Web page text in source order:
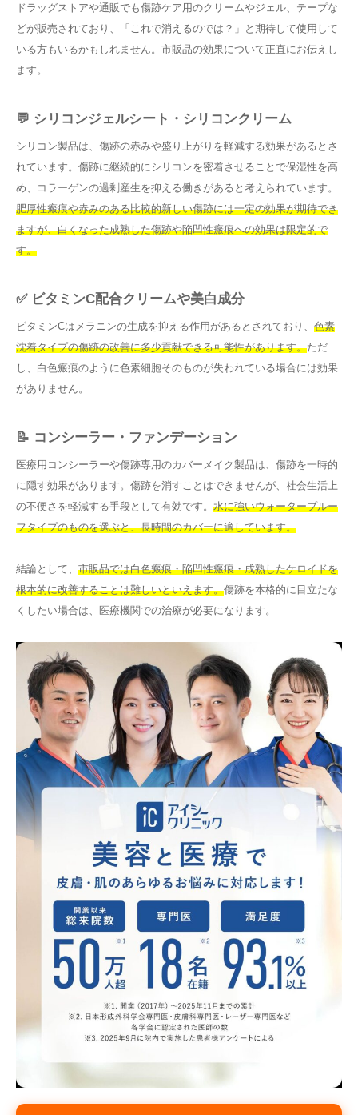
ドラッグストアや通販でも傷跡ケア用のクリームやジェル、テープな
どが販売されており、「これで消えるのでは？」と期待して使用して
いる方もいるかもしれません。市販品の効果について正直にお伝えし
ます。
💬 シリコンジェルシート・シリコンクリーム
シリコン製品は、傷跡の赤みや盛り上がりを軽減する効果があるとさ
れています。傷跡に継続的にシリコンを密着させることで保湿性を高
め、コラーゲンの過剰産生を抑える働きがあると考えられています。
肥厚性瘢痕や赤みのある比較的新しい傷跡には一定の効果が期待でき
ますが、白くなった成熟した傷跡や陥凹性瘢痕への効果は限定的で
す。
✅ ビタミンC配合クリームや美白成分
ビタミンCはメラニンの生成を抑える作用があるとされており、 色素
沈着タイプの傷跡の改善に多少貢献できる可能性があります。ただ
し、白色瘢痕のように色素細胞そのものが失われている場合には効果
がありません。
📝 コンシーラー・ファンデーション
医療用コンシーラーや傷跡専用のカバーメイク製品は、傷跡を一時的
に隠す効果があります。傷跡を消すことはできませんが、社会生活上
の不便さを軽減する手段として有効です。 水に強いウォータープルー
フタイプのものを選ぶと、長時間のカバーに適しています。
結論として、 市販品では白色瘢痕・陥凹性瘢痕・成熟したケロイドを
根本的に改善することは難しいといえます。傷跡を本格的に目立たな
くしたい場合は、医療機関での治療が必要になります。